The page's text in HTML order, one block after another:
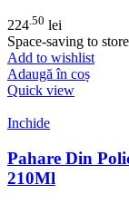
224 .50 lei
Space-saving to store
Add to wishlist
Adaugă în coș
Quick view
Inchide
Pahare Din
210Ml